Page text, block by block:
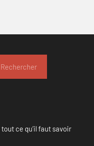
Rechercher
ce qu’il faut savoir